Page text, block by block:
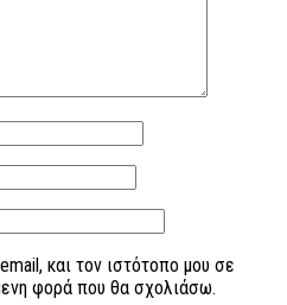
και τον ιστότοπο μου σε
φορά που θα σχολιάσω.